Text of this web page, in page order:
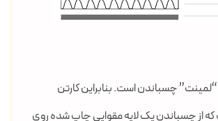
چسباندن است. بنابراین کارتن
که از چسباندن یک لایه مقوایی چاپ شده روی